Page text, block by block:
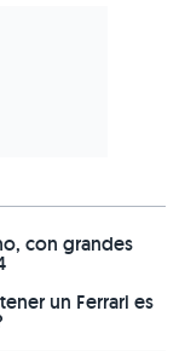
con grandes
un Ferrari es